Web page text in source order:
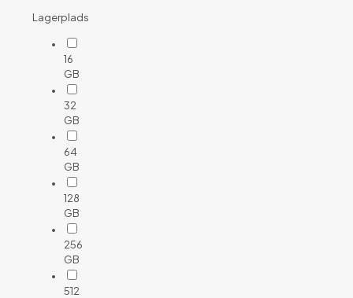
Lagerplads
16
GB
32
GB
64
GB
128
GB
256
GB
512